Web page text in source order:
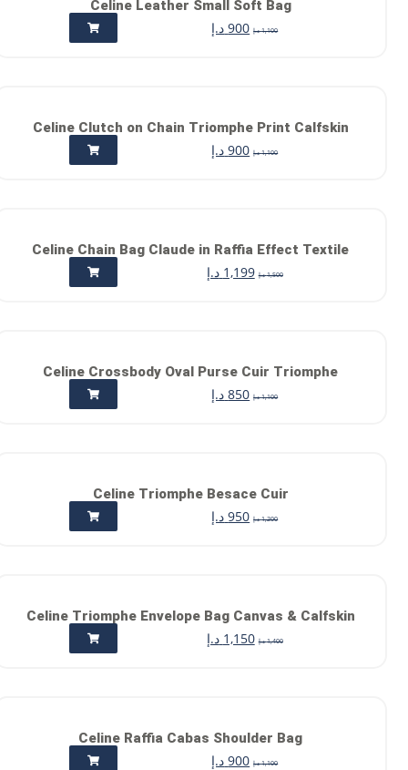
Celine Leather Small Soft Bag
1,100 د.إ 900 د.إ
Celine Clutch on Chain Triomphe Print Calfskin
1,100 د.إ 900 د.إ
Celine Chain Bag Claude in Raffia Effect Textile
1,500 د.إ 1,199 د.إ
Celine Crossbody Oval Purse Cuir Triomphe
1,100 د.إ 850 د.إ
Celine Triomphe Besace Cuir
1,200 د.إ 950 د.إ
Celine Triomphe Envelope Bag Canvas & Calfskin
1,400 د.إ 1,150 د.إ
Celine Raffia Cabas Shoulder Bag
1,100 د.إ 900 د.إ